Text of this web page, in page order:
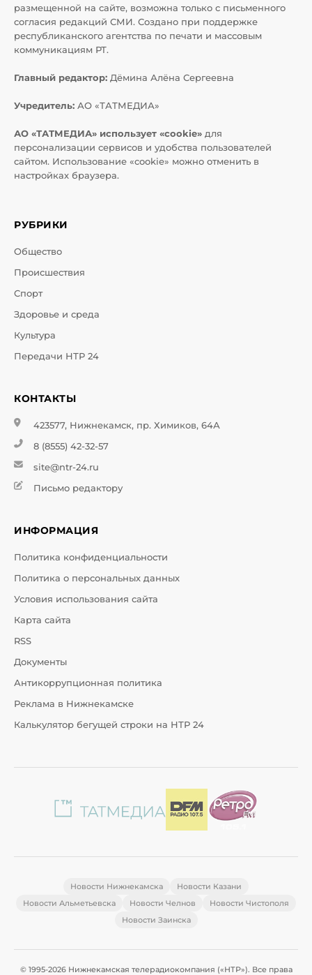
размещенной на сайте, возможна только с письменного
согласия редакций СМИ. Создано при поддержке
республиканского агентства по печати и массовым
коммуникациям РТ.
Главный редактор: Дёмина Алёна Сергеевна
Учредитель: АО «ТАТМЕДИА»
АО «ТАТМЕДИА» использует «cookie» для
персонализации сервисов и удобства пользователей
сайтом. Использование «cookie» можно отменить в
настройках браузера.
РУБРИКИ
Общество
Происшествия
Спорт
Здоровье и среда
Культура
Передачи НТР 24
КОНТАКТЫ
423577, Нижнекамск, пр. Химиков, 64А
8 (8555) 42-32-57
site@ntr-24.ru
Письмо редактору
ИНФОРМАЦИЯ
Политика конфиденциальности
Политика о персональных данных
Условия использования сайта
Карта сайта
RSS
Документы
Антикоррупционная политика
Реклама в Нижнекамске
Калькулятор бегущей строки на НТР 24
Новости Нижнекамска
Новости Казани
Новости Альметьевска
Новости Челнов
Новости Чистополя
Новости Заинска
© 1995-2026 Нижнекамская телерадиокомпания («НТР»). Все права